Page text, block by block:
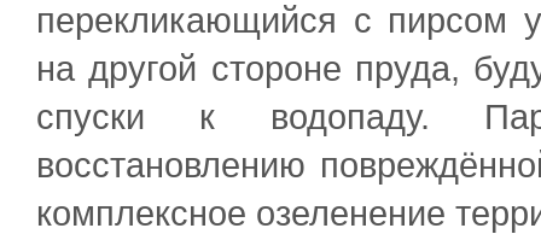
перекликающийся с пирсом
на другой стороне пруда,
спуски к водопаду.
восстановлению
комплексное озеленение